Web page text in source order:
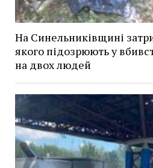
На Синельниківщині
якого підозрюють у
на двох людей